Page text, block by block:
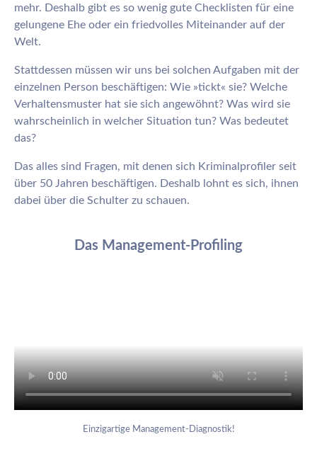
mehr. Deshalb gibt es so wenig gute Checklisten für eine
gelungene Ehe oder ein friedvolles Miteinander auf der
Welt.
Stattdessen müssen wir uns bei solchen Aufgaben mit der
einzelnen Person beschäftigen: Wie »tickt« sie? Welche
Verhaltensmuster hat sie sich angewöhnt? Was wird sie
wahrscheinlich in welcher Situation tun? Was bedeutet
das?
Das alles sind Fragen, mit denen sich Kriminalprofiler seit
über 50 Jahren beschäftigen. Deshalb lohnt es sich, ihnen
dabei über die Schulter zu schauen.
Das Management-Profiling
Einzigartige Management-Diagnostik!